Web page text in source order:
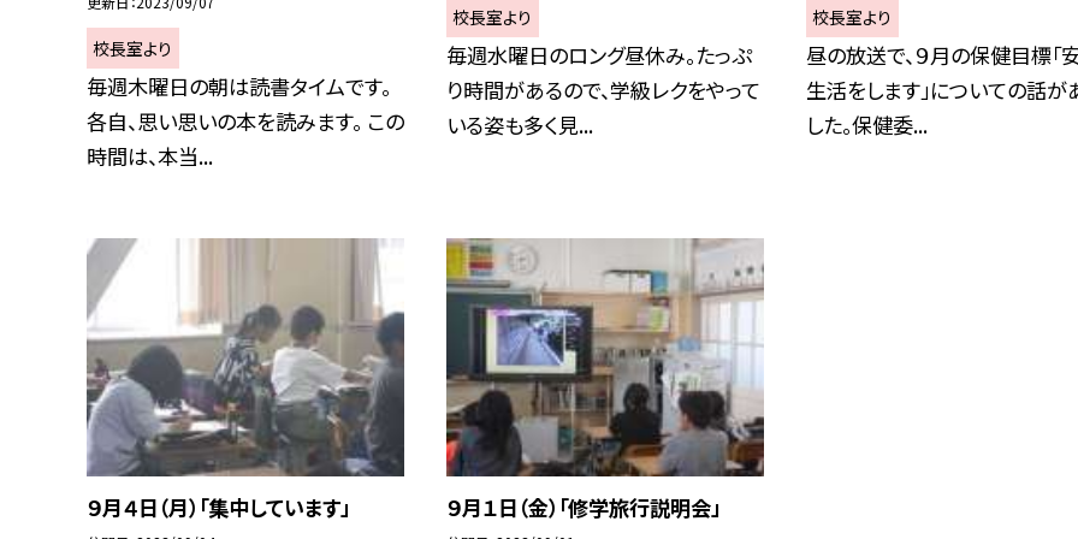
校長室より
毎週木曜日の朝は読書タイムです。
各自、思い思いの本を読みます。 この
時間は、本当...
校長室より
毎週水曜日のロング昼休み。たっぷ
り時間があるので、学級レクをやって
いる姿も多く見...
校長室より
昼の放送で、９月の保健目標「
生活をします」についての話が
した。保健委...
９月４日（月）「集中しています」 ９月１日（金）「修学旅行説明会」